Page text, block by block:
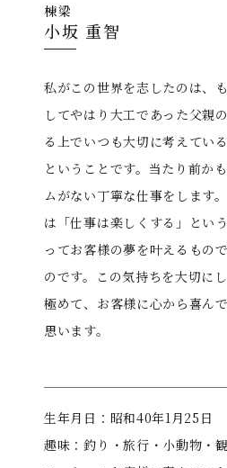
棟梁
⼩坂 重智
私がこの世界を志したのは、
してやはり⼤⼯であった⽗親
る上でいつも⼤切に考えてい
ということです。当たり前か
ムがない丁寧な仕事をします
は「仕事は楽しくする」とい
ってお客様の夢を叶えるもの
のです。この気持ちを⼤切に
極めて、お客様に⼼から喜ん
思います。
⽣年⽉⽇：昭和40年1⽉25⽇
趣味：釣り・旅⾏・⼩動物・